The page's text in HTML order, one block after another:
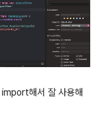
import해서 잘 사용해